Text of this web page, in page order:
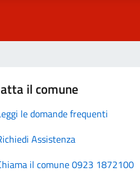
il comune
le domande frequenti
Assistenza
il comune 0923 1872100